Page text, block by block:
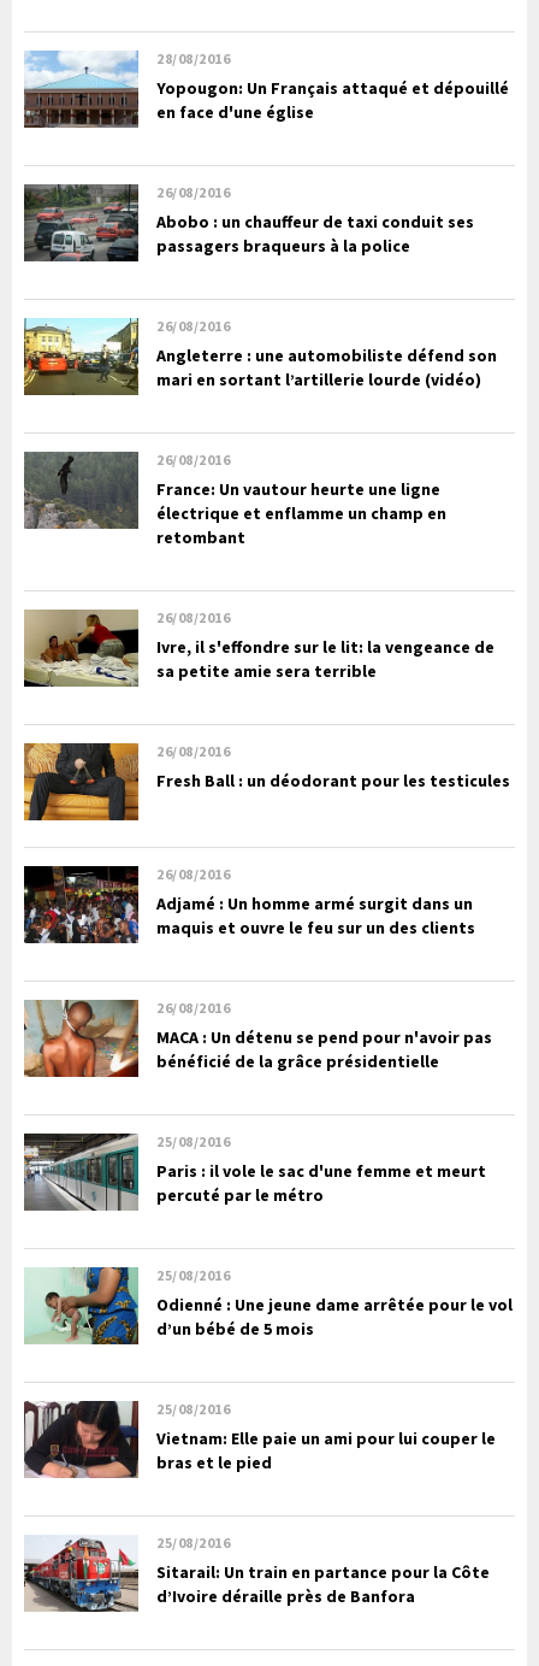
28/08/2016
Yopougon: Un Français attaqué et dépouillé
en face d'une église
26/08/2016
Abobo : un chauffeur de taxi conduit ses
passagers braqueurs à la police
26/08/2016
Angleterre : une automobiliste défend son
mari en sortant l’artillerie lourde (vidéo)
26/08/2016
France: Un vautour heurte une ligne
électrique et enflamme un champ en
retombant
26/08/2016
Ivre, il s'effondre sur le lit: la vengeance de
sa petite amie sera terrible
26/08/2016
Fresh Ball : un déodorant pour les testicules
26/08/2016
Adjamé : Un homme armé surgit dans un
maquis et ouvre le feu sur un des clients
26/08/2016
MACA : Un détenu se pend pour n'avoir pas
bénéficié de la grâce présidentielle
25/08/2016
Paris : il vole le sac d'une femme et meurt
percuté par le métro
25/08/2016
Odienné : Une jeune dame arrêtée pour le vol
d’un bébé de 5 mois
25/08/2016
Vietnam: Elle paie un ami pour lui couper le
bras et le pied
25/08/2016
Sitarail: Un train en partance pour la Côte
d’Ivoire déraille près de Banfora